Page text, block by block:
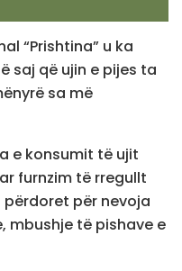
“Prishtina” u ka
saj që ujin e pijes ta
sa më
e konsumit të ujit
furnzim të rregullt
për nevoja
mbushje të pishave e